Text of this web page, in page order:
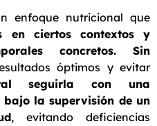
enfoque nutricional que
en ciertos contextos y
concretos. Sin
óptimos y evitar
seguirla con una
la supervisión de un
, evitando deficiencias